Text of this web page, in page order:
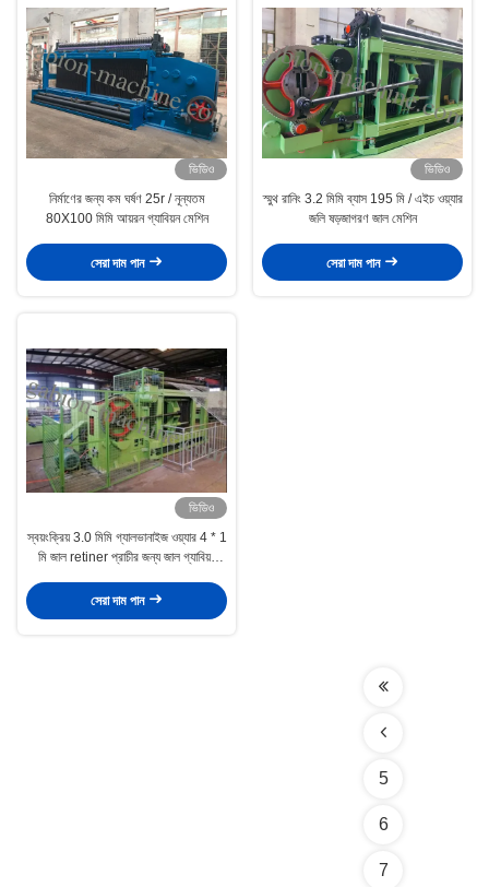
ভিডিও
নির্মাণের জন্য কম ঘর্ষণ 25r / নূন্যতম
80X100 মিমি আয়রন গ্যাবিয়ন মেশিন
সেরা দাম পান
ভিডিও
স্মুথ রানিং 3.2 মিমি ব্যাস 195 মি / এইচ ওয়্যার
জলি ষড়জাগরণ জাল মেশিন
সেরা দাম পান
ভিডিও
স্বয়ংক্রিয় 3.0 মিমি গ্যালভানাইজ ওয়্যার 4 * 1
মি জাল retiner প্রাচীর জন্য জাল গ্যাবিয়ন
সেরা দাম পান
5
6
7